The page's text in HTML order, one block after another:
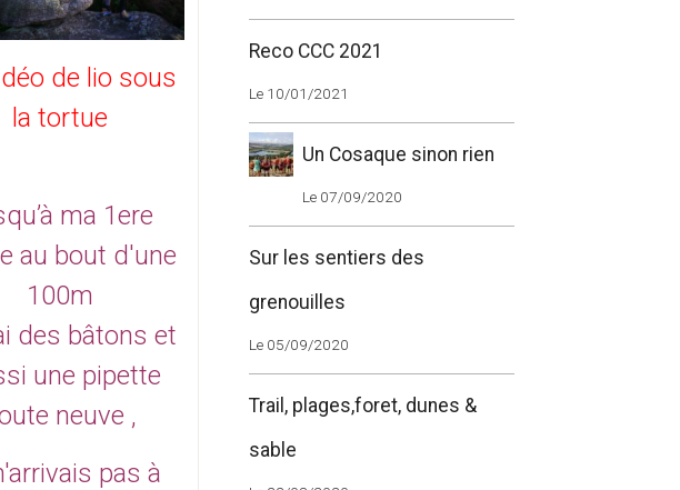
de lio sous
la tortue
ma 1ere
au bout d'une
100m
des bâtons et
une pipette
neuve ,
pas à
Reco CCC 2021
Le 10/01/2021
Un Cosaque sinon rien
Le 07/09/2020
Sur les sentiers des
grenouilles
Le 05/09/2020
Trail, plages,foret, dunes &
sable